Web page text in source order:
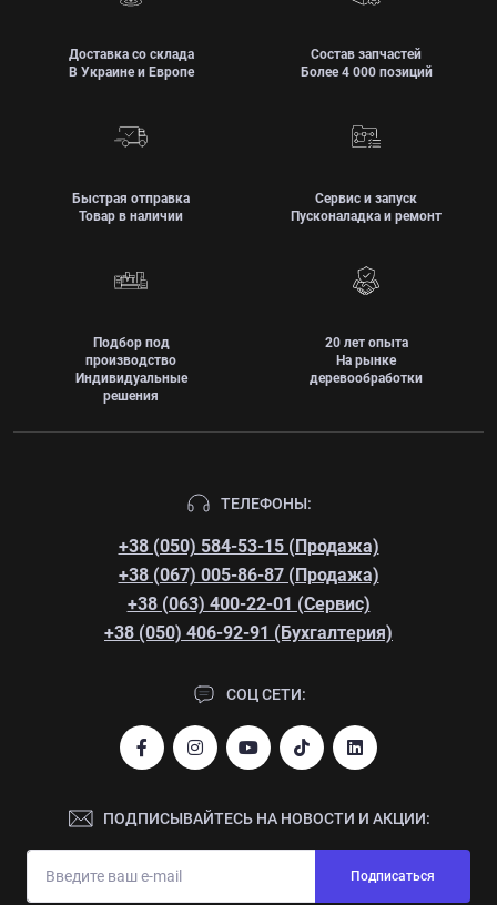
Доставка со склада
В Украине и Европе
Состав запчастей
Более 4 000 позиций
Быстрая отправка
Товар в наличии
Сервис и запуск
Пусконаладка и ремонт
Подбор под
производство
Индивидуальные
решения
20 лет опыта
На рынке
деревообработки
ТЕЛЕФОНЫ:
+38 (050) 584-53-15 (Продажа)
+38 (067) 005-86-87 (Продажа)
+38 (063) 400-22-01 (Сервис)
+38 (050) 406-92-91 (Бухгалтерия)
СОЦ СЕТИ:
ПОДПИСЫВАЙТЕСЬ НА НОВОСТИ И АКЦИИ:
Подписаться